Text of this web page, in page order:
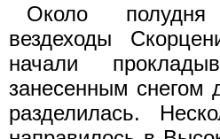
Около
вездеходы
начали
занесенным снегом
разделилась.